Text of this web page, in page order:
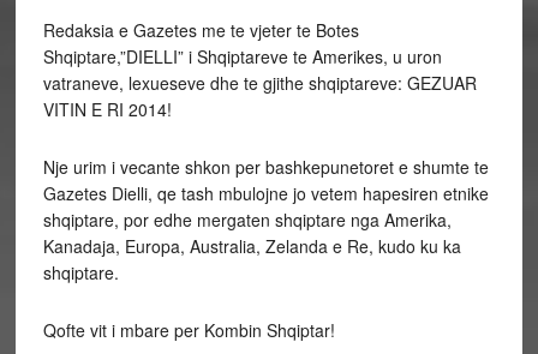
Redaksia e Gazetes me te vjeter te Botes
Shqiptare,”DIELLI” i Shqiptareve te Amerikes, u uron
vatraneve, lexueseve dhe te gjithe shqiptareve: GEZUAR
VITIN E RI 2014!
Nje urim i vecante shkon per bashkepunetoret e shumte te
Gazetes Dielli, qe tash mbulojne jo vetem hapesiren etnike
shqiptare, por edhe mergaten shqiptare nga Amerika,
Kanadaja, Europa, Australia, Zelanda e Re, kudo ku ka
shqiptare.
Qofte vit i mbare per Kombin Shqiptar!